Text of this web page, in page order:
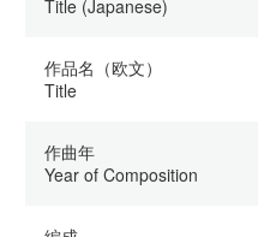
Title (Japanese)
作品名（欧文）
Title
作曲年
Year of Composition